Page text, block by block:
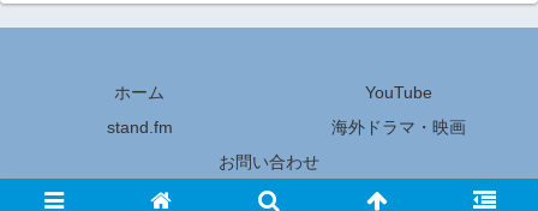
ホーム
YouTube
stand.fm
海外ドラマ・映画
お問い合わせ
© 2023-2026 ちょっと気になる話題の宝庫.